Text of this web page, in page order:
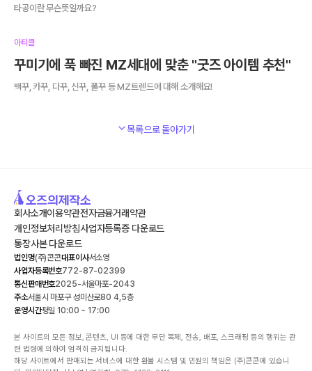
타공이란 무슨뜻일까요?
아티클
꾸미기에 푹 빠진 MZ세대에 맞춘 "굿즈 아이템 추천"
백꾸, 카꾸, 다꾸, 신꾸, 폴꾸 등 MZ트렌드에 대해 소개해요!
목록으로 돌아가기
법인명(주)콘콘대표이사서소영
사업자등록번호772-87-02399
통신판매번호2025-서울마포-2043
주소서울시 마포구 성미산로80 4,5층
운영시간평일 10:00 ~ 17:00
회사소개이용약관전자금융거래약관
개인정보처리방침사업자등록증 다운로드
통장사본 다운로드
본 사이트의 모든 정보, 콘텐츠, UI 등에 대한 무단 복제, 전송, 배포, 스크래핑 등의 행위는 관
련 법령에 의하여 엄격히 금지됩니다.
해당 사이트에서 판매되는 서비스에 대한 환불 시스템 및 민원의 책임은 (주)콘콘에 있습니